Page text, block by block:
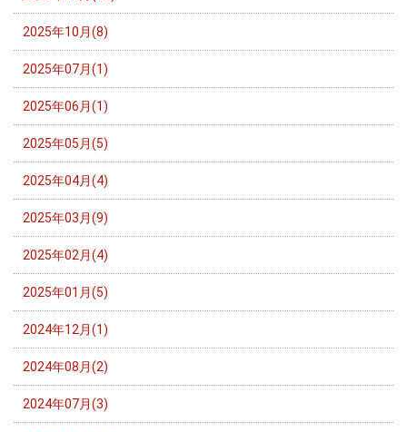
2025年10月(8)
2025年07月(1)
2025年06月(1)
2025年05月(5)
2025年04月(4)
2025年03月(9)
2025年02月(4)
2025年01月(5)
2024年12月(1)
2024年08月(2)
2024年07月(3)